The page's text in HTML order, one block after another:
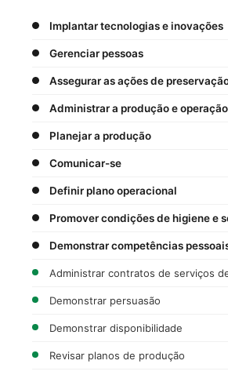
Implantar tecnologias e inovações
Gerenciar pessoas
Assegurar as ações de
Administrar a produção e operação
Planejar a produção
Comunicar-se
Definir plano operacional
Promover condições de higiene e
Demonstrar competências
Administrar contratos de serviços
Demonstrar persuasão
Demonstrar disponibilidade
Revisar planos de produção